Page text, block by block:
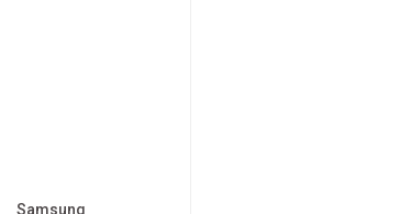
Samsung